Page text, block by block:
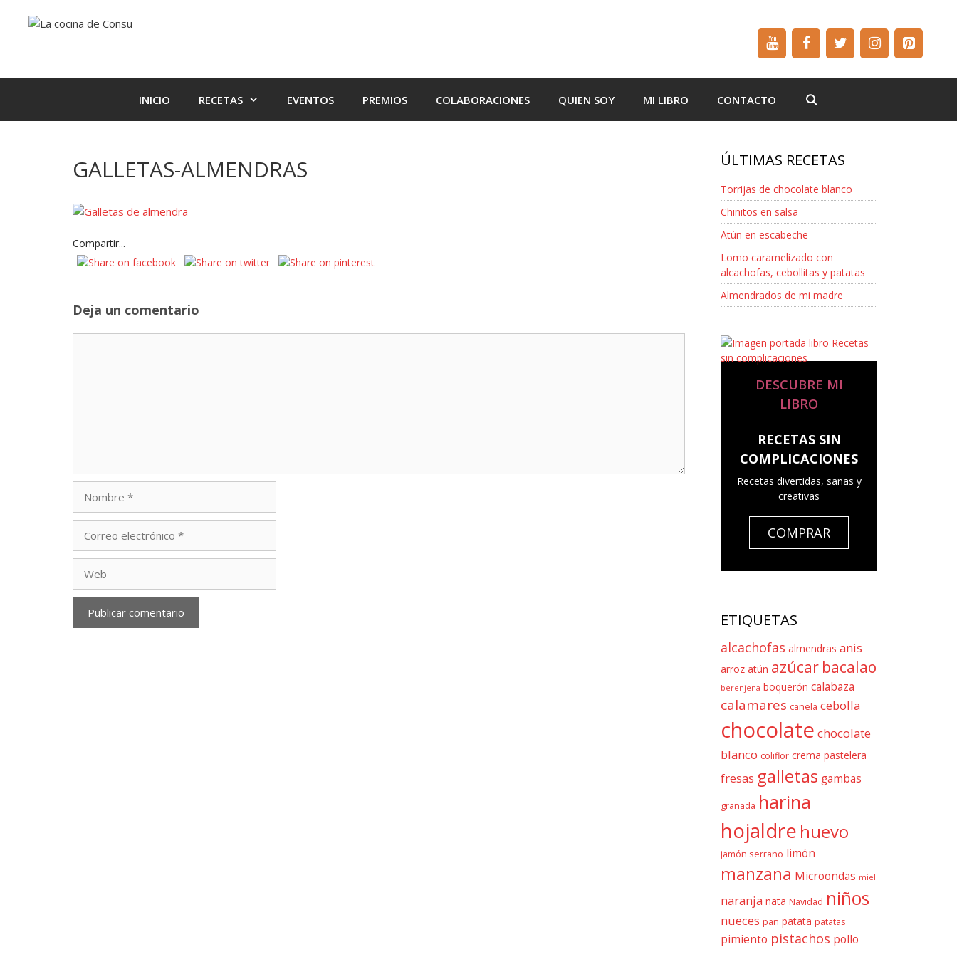
INICIO RECETAS EVENTOS PREMIOS COLABORACIONES QUIEN SOY MI LIBRO CONTACTO
GALLETAS-ALMENDRAS
Compartir...
Deja un comentario
electrónico
ÚLTIMAS RECETAS
Torrijas de chocolate blanco
Chinitos en salsa
Atún en escabeche
Lomo caramelizado con
alcachofas, cebollitas y patatas
Almendrados de mi madre
DESCUBRE MI
LIBRO
RECETAS SIN
COMPLICACIONES
Recetas divertidas, sanas y
creativas
COMPRAR
ETIQUETAS
alcachofas almendras anis
arroz atún azúcar bacalao
berenjena boquerón calabaza
calamares canela cebolla
chocolate chocolate
blanco coliflor crema pastelera
fresas galletas gambas
granada harina
hojaldre huevo
jamón serrano limón
manzana Microondas miel
naranja nata Navidad niños
nueces pan patata patatas
pimiento pistachos pollo